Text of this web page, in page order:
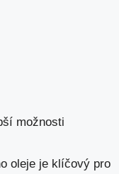
možnosti
oleje je klíčový pro